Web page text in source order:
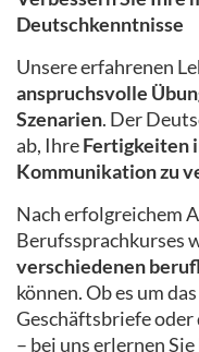
Deutschkenntnisse
Unsere erfahrenen
anspruchsvolle
Szenarien. Der
ab, IhreFertigkeiten
Kommunikation zu
Nach erfolgreichem
Berufssprachkurses
verschiedenen
können. Ob es um
Geschäftsbriefe oder
– bei uns erlernen